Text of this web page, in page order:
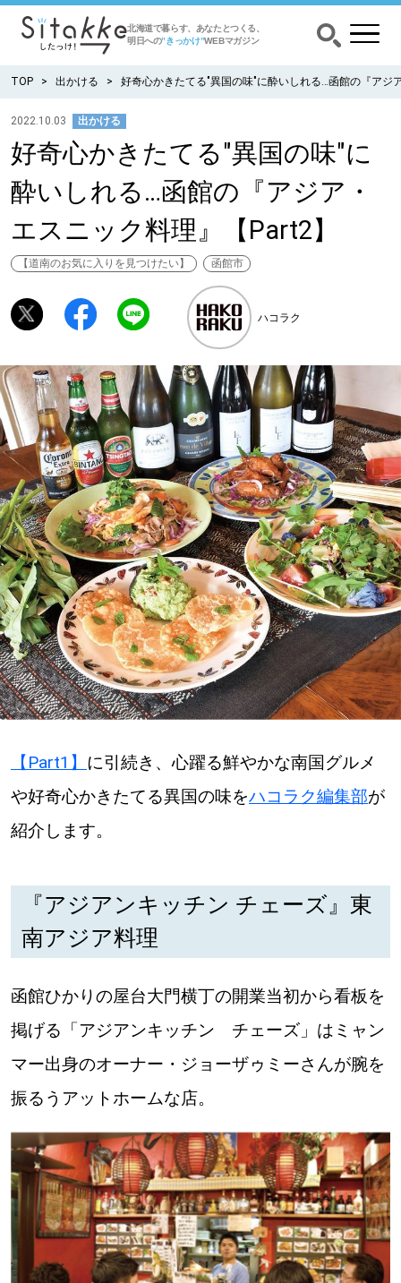
北海道で暮らす、あなたとつくる、
明日への”きっかけ”WEBマガジン
CATEGORY カテゴリー
食べる
出かける
暮らす
育む
深める
ゆるむ
SitakkeTV
LOCAL ローカルエリア
all
札幌
道南
道東
道央
KEYWORD
Sitakke編集部あい
【いろんな価値観や生き方に触れたい】
【札幌のお気に入りを見つけたい】
【道央のお気に入りを見つけたい】
【道北のお気に入りを見つけたい】
TOP 出かける 好奇心かきたてる"異国の味"に酔いしれる…函館の『アジ
2022.10.03 出かける
好奇心かきたてる"異国の味"に
酔いしれる…函館の『アジア・
エスニック料理』【Part2】
【道南のお気に入りを見つけたい】 函館市
ハコラク
【Part1】 に引続き、心躍る鮮やかな南国グルメ
や好奇心かきたてる異国の味をハコラク編集部が
紹介します。
『アジアンキッチン チェーズ』東
南アジア料理
函館ひかりの屋台大門横丁の開業当初から看板を
掲げる「アジアンキッチン チェーズ」はミャン
マー出身のオーナー・ジョーザゥミーさんが腕を
振るうアットホームな店。